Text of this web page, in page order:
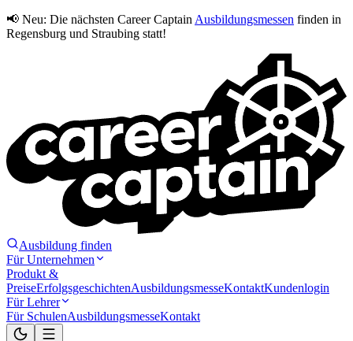
📢 Neu: Die nächsten Career Captain Ausbildungsmessen finden in
Regensburg und Straubing statt!
Ausbildung finden
Für Unternehmen
Produkt &
PreiseErfolgsgeschichtenAusbildungsmesseKontaktKundenlogin
Für Lehrer
Für SchulenAusbildungsmesseKontakt